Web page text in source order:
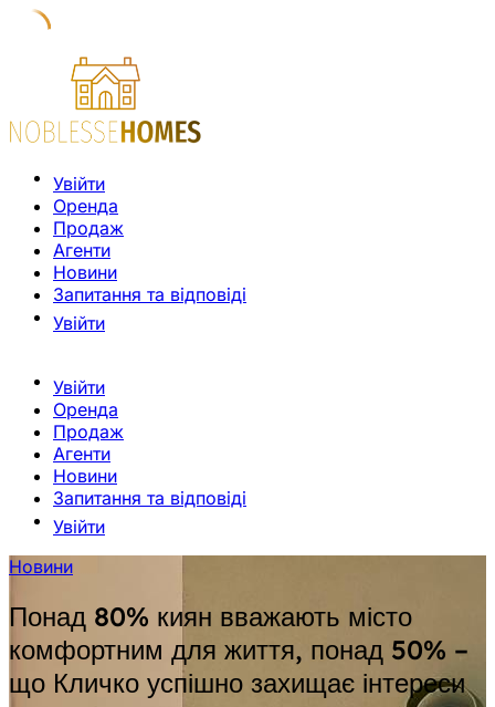
Увійти
Оренда
Продаж
Агенти
Новини
Запитання та відповіді
Увійти
Увійти
Оренда
Продаж
Агенти
Новини
Запитання та відповіді
Увійти
Новини
Понад 80% киян вважають місто
комфортним для життя, понад 50% –
що Кличко успішно захищає інтереси